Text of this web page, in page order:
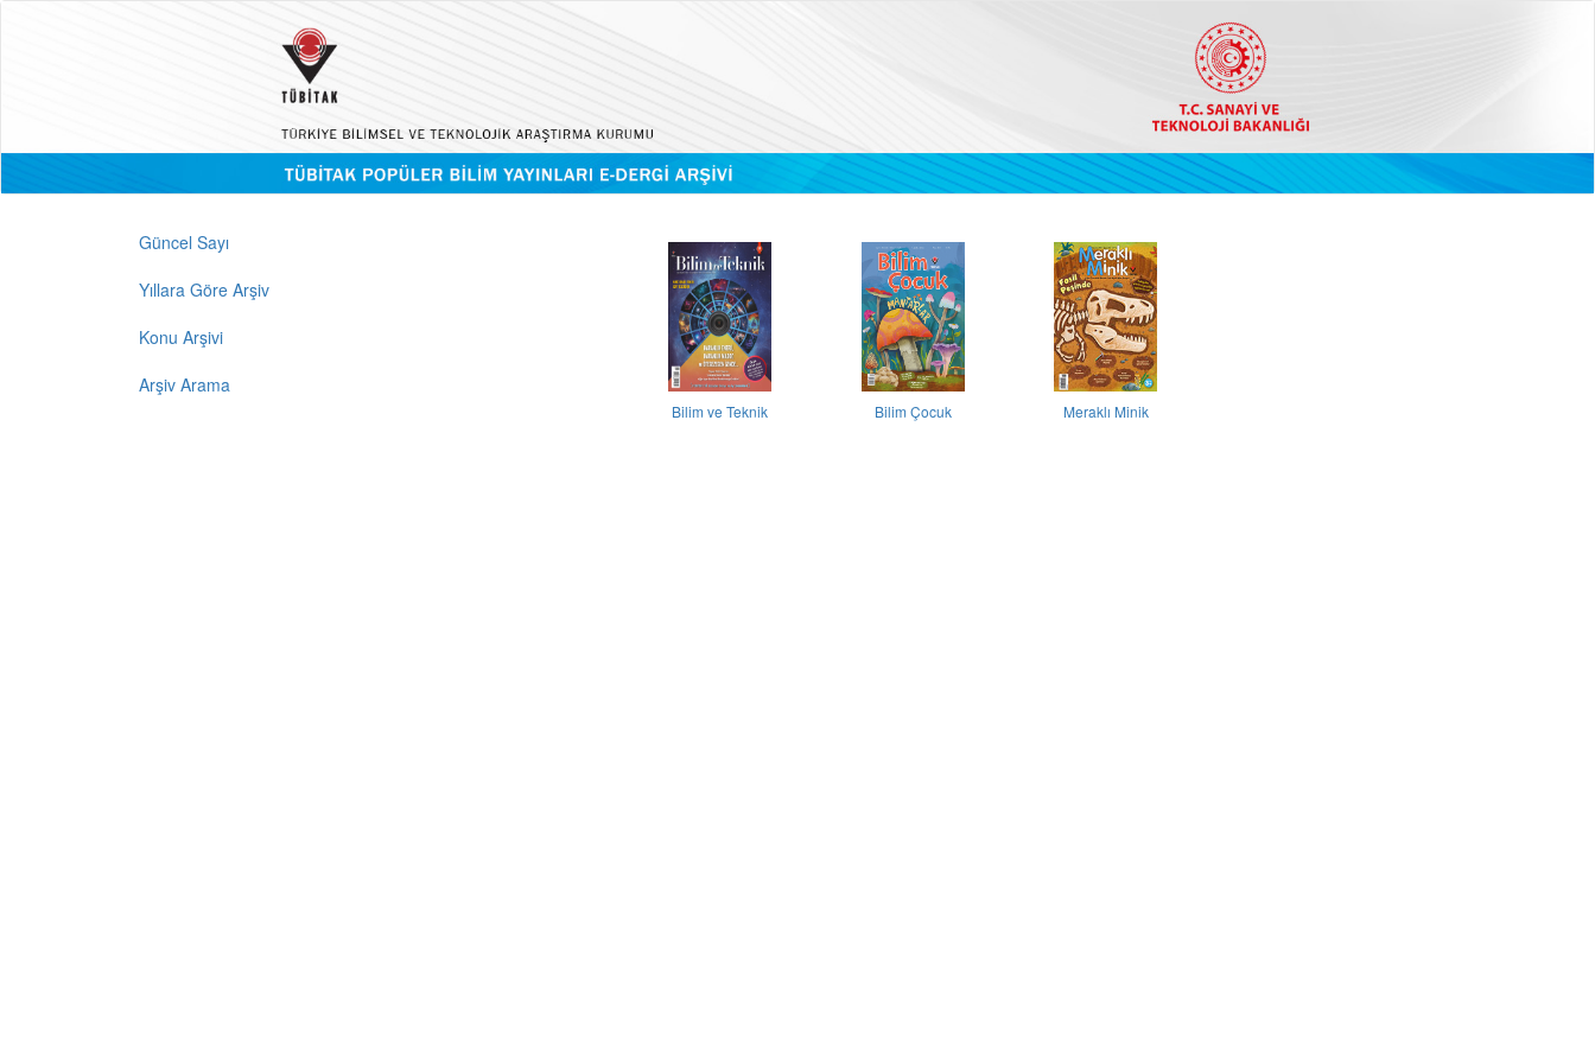
Güncel Sayı
Yıllara Göre Arşiv
Konu Arşivi
Arşiv Arama
Bilim ve Teknik Bilim Çocuk Meraklı Minik